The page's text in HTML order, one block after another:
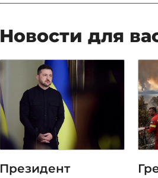
Новости для
Президент